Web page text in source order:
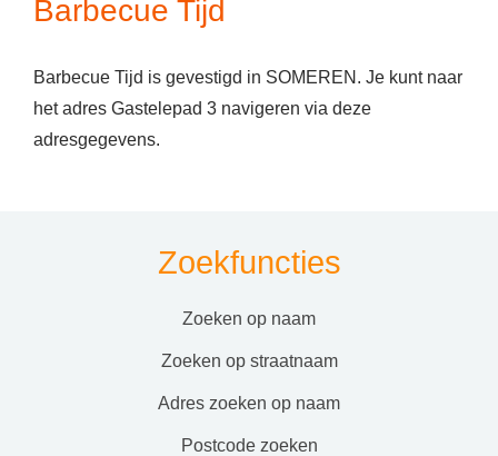
Barbecue Tijd
Barbecue Tijd is gevestigd in SOMEREN. Je kunt naar
het adres Gastelepad 3 navigeren via deze
adresgegevens.
Zoekfuncties
zoeken op naam
zoeken op straatnaam
adres zoeken op naam
postcode zoeken